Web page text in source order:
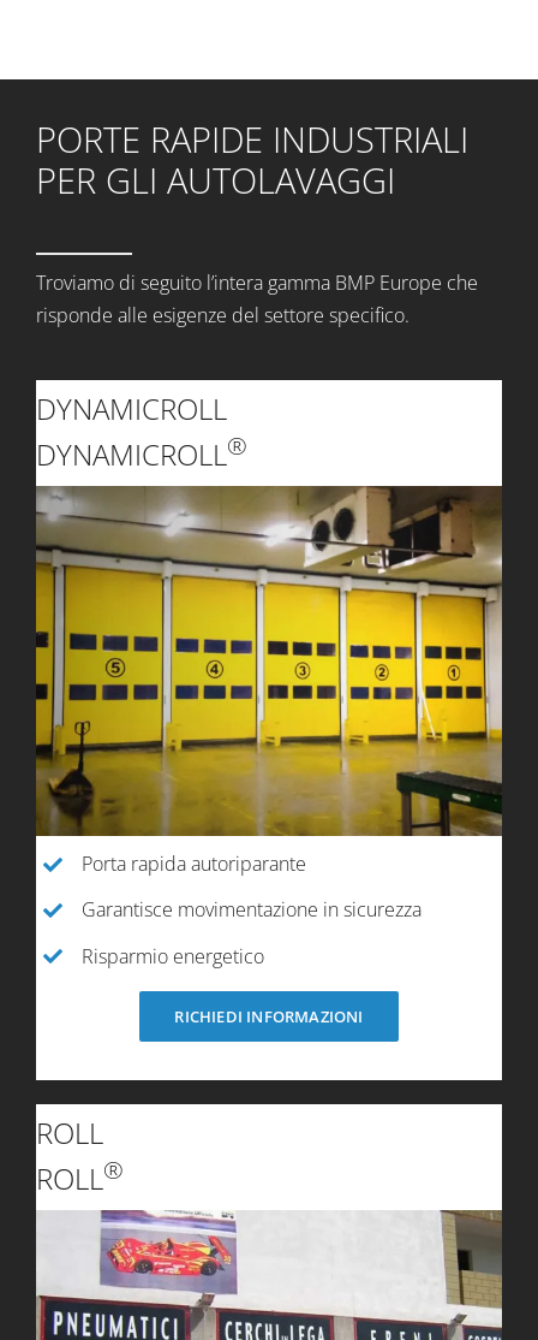
PORTE RAPIDE INDUSTRIALI
PER GLI AUTOLAVAGGI
Troviamo di seguito l’intera gamma BMP Europe che
risponde alle esigenze del settore specifico.
DYNAMICROLL
DYNAMICROLL®
Porta rapida autoriparante
Garantisce movimentazione in sicurezza
Risparmio energetico
RICHIEDI INFORMAZIONI
ROLL
ROLL®